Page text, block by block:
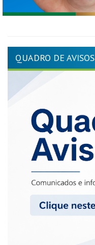
QUADRO DE AVISOS